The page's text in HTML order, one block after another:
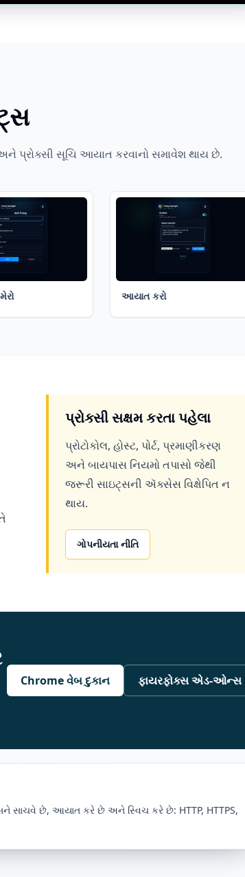
અને પ્રોક્સી સૂચિ આયાત કરવાનો સમાવેશ થાય છે.
આયાત કરો
પ્રોક્સી સક્ષમ કરતા પહેલા
પ્રોટોકોલ, હોસ્ટ, પોર્ટ, પ્રમાણીકરણ
અને બાયપાસ નિયમો તપાસો જેથી
જરૂરી સાઇટ્સની ઍક્સેસ વિક્ષેપિત ન
થાય.
ગોપનીયતા નીતિ
Chrome વેબ દુકાન ફાયરફોક્સ એડ-ઓન્સ
સાચવે છે, આયાત કરે છે અને સ્વિચ કરે છે: HTTP, HTTPS,